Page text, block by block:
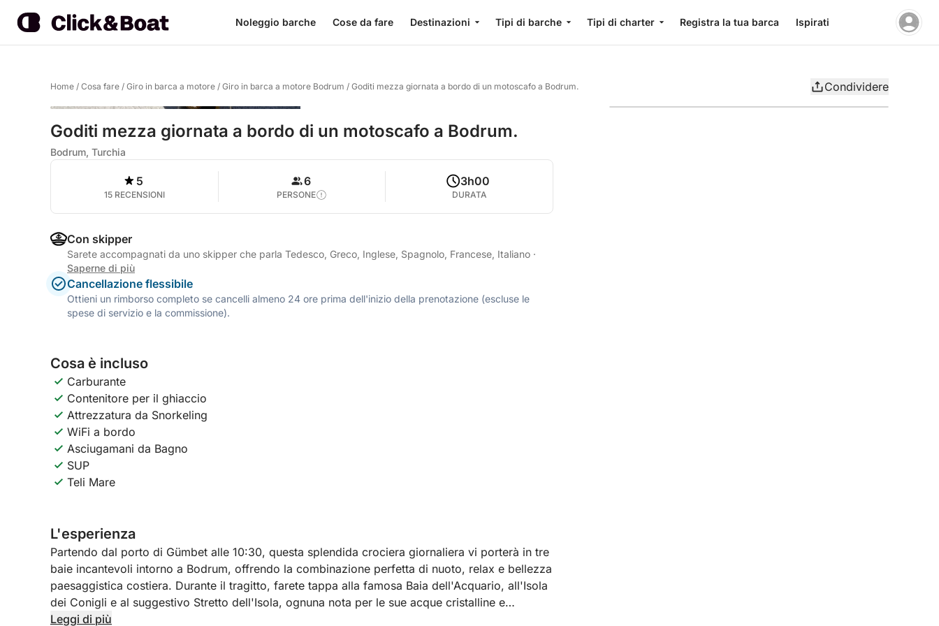
Noleggio barche Cose da fare Destinazioni Tipi di barche Tipi di charter Registra la tua barca Ispirati
Home / Cosa fare / Giro in barca a motore / Giro in barca a motore Bodrum / Goditi mezza giornata a bordo di un motoscafo a Bodrum. Condividere
Goditi mezza giornata a bordo di un motoscafo a Bodrum.
Bodrum, Turchia
5
15 RECENSIONI
6
PERSONE
3h00
DURATA
Con skipper
Sarete accompagnati da uno skipper che parla Tedesco, Greco, Inglese, Spagnolo, Francese, Italiano ·
Saperne di più
Cancellazione flessibile
Ottieni un rimborso completo se cancelli almeno 24 ore prima dell'inizio della prenotazione (escluse le
spese di servizio e la commissione).
Cosa è incluso
Carburante
Contenitore per il ghiaccio
Attrezzatura da Snorkeling
WiFi a bordo
Asciugamani da Bagno
SUP
Teli Mare
L'esperienza
Partendo dal porto di Gümbet alle 10:30, questa splendida crociera giornaliera vi porterà in tre
baie incantevoli intorno a Bodrum, offrendo la combinazione perfetta di nuoto, relax e bellezza
paesaggistica costiera. Durante il tragitto, farete tappa alla famosa Baia dell'Acquario, all'Isola
dei Conigli e al suggestivo Stretto dell'Isola, ognuna nota per le sue acque cristalline e
l'atmosfera invitante.
Leggi di più